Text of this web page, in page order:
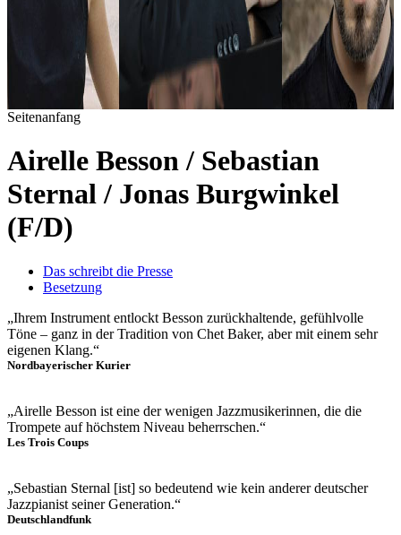
Seitenanfang
Airelle Besson / Sebastian
Sternal / Jonas Burgwinkel
(F/D)
Das schreibt die Presse
Besetzung
„Ihrem Instrument entlockt Besson zurückhaltende, gefühlvolle
Töne – ganz in der Tradition von Chet Baker, aber mit einem sehr
eigenen Klang.“
Nordbayerischer Kurier
„Airelle Besson ist eine der wenigen Jazzmusikerinnen, die die
Trompete auf höchstem Niveau beherrschen.“
Les Trois Coups
„Sebastian Sternal [ist] so bedeutend wie kein anderer deutscher
Jazzpianist seiner Generation.“
Deutschlandfunk